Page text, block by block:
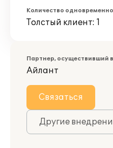
Количество
Толстый клиент: 1
Партнер, осуществивший
Айлант
Связаться
Другие